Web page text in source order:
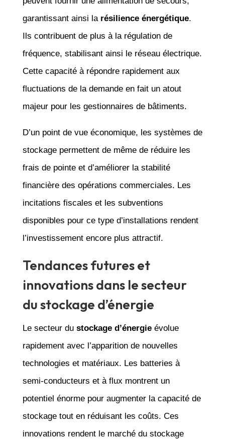
garantissant ainsi la résilience énergétique.
Ils contribuent de plus à la régulation de
fréquence, stabilisant ainsi le réseau électrique.
Cette capacité à répondre rapidement aux
fluctuations de la demande en fait un atout
majeur pour les gestionnaires de bâtiments.
D’un point de vue économique, les systèmes de
stockage permettent de même de réduire les
frais de pointe et d’améliorer la stabilité
financière des opérations commerciales. Les
incitations fiscales et les subventions
disponibles pour ce type d’installations rendent
l’investissement encore plus attractif.
Tendances futures et
innovations dans le secteur
du stockage d’énergie
Le secteur du stockage d’énergieévolue
rapidement avec l’apparition de nouvelles
technologies et matériaux. Les batteries à
semi-conducteurs et à flux montrent un
potentiel énorme pour augmenter la capacité de
stockage tout en réduisant les coûts. Ces
innovations rendent le marché du stockage